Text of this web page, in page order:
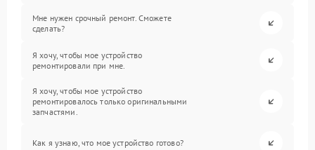
Мне нужен срочный ремонт. Сможете
сделать?
Я хочу, чтобы мое устройство
ремонтировали при мне.
Я хочу, чтобы мое устройство
ремонтировалось только оригинальными
запчастями.
Как я узнаю, что мое устройство готово?